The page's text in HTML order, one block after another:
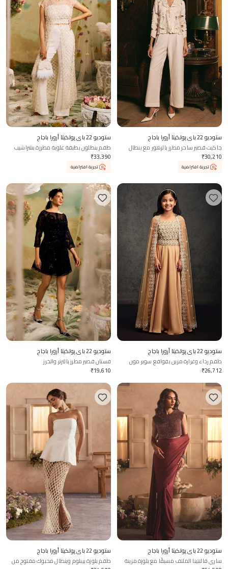
ستوديو 22 باي پولكيتا أرورا باجاج
جاكيت قصير ساحر مطرز بالزهور مع بنطال
₹30,210
تجربة افتراضية
ستوديو 22 باي پولكيتا أرورا باجاج
طقم بنطلون بطبقة علوية مطرزة بشراشيب
بتقنية القطع
₹33,390
تجربة افتراضية
ستوديو 22 باي پولكيتا أرورا باجاج
طقم رداء وغرارة مزين بقواقع سوبر مون
موتي للأطفال
₹26,712
ستوديو 22 باي پولكيتا أرورا باجاج
فستان قصير مطرز بالترتر والخرز
₹19,610
ستوديو 22 باي پولكيتا أرورا باجاج
ساري فالنتينا الملتف مسبقًا مع بلوزة مزينة
ستوديو 22 باي پولكيتا أرورا باجاج
طقم بلوزة بيبلوم وبنطال محبوك مفتوح من